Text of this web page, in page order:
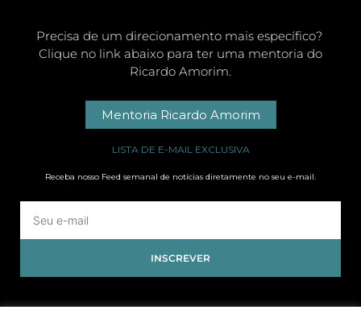
Precisa de um direcionamento mais específico?
Clique no link abaixo para ter uma mentoria do
Ricardo Amorim.
Mentoria Ricardo Amorim
LISTA DE E-MAIL EXCLUSIVA
Receba nosso Feed semanal de notícias diretamente no seu e-mail.
INSCREVER